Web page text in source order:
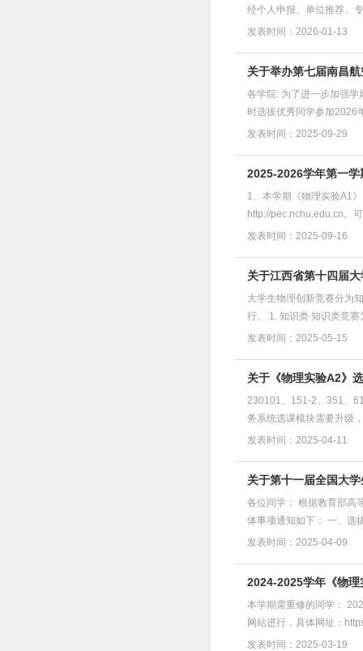
经个人申报、单位推荐、
发表时间：2026-01-13
关于举办第七届南昌
各学院: 为了进一步加强
时选拔优秀同学参加2026
发表时间：2025-09-29
2025-2026学年第一
1、本学期《物理实验A1
http://pec.nchu.edu.cn。
发表时间：2025-09-16
关于江西省第十四届
大学生物理创新竞赛分为
行。 1. 知识类 知识类竞
发表时间：2025-05-15
关于《物理实验A2》
230101、151-2、351、
务系统选课模块需要升级
发表时间：2025-04-11
关于第十一届全国大
各位同学： 根据教育部高
体事项通知如下： 一、选
发表时间：2025-04-09
2024-2025学年《物
本学期需重修的同学：
网站进行，具体网址：
发表时间：2025-03-19